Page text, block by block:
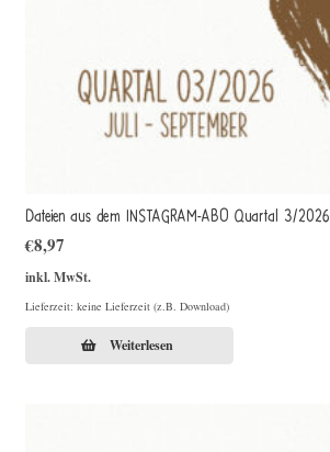
Dateien aus dem INSTAGRAM-ABO Quartal 3/2026
€8,97
inkl. MwSt.
Lieferzeit: keine Lieferzeit (z.B. Download)
Weiterlesen